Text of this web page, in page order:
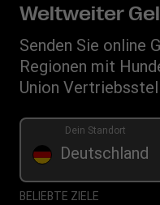
Währungsrechner
Swift/BIC
Handy-Guthaben
Weltweiter
Senden Sie online
Regionen mit
Union
Deutschland
Dein Standort
BELIEBTE ZIELE